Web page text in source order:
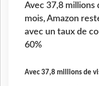
Avec 37,8 millions
mois, Amazon
avec un taux de
60%
Avec 37,8 millions de